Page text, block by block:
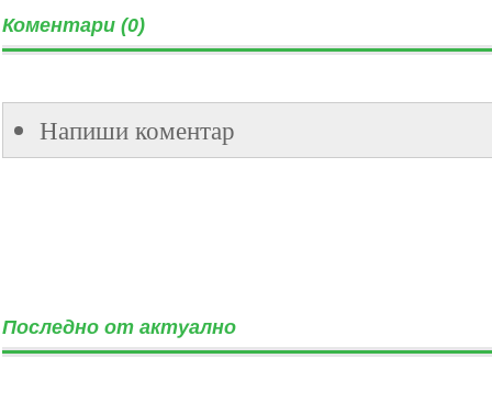
Коментари (0)
Напиши коментар
Последно от актуално